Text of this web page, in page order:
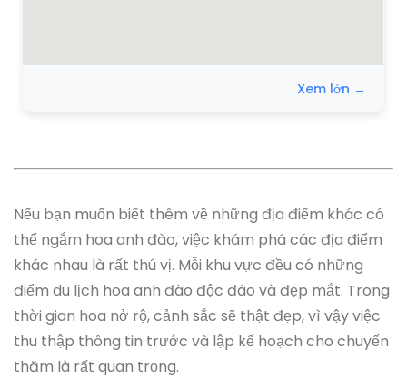
Xem lớn →
Nếu bạn muốn biết thêm về những địa điểm khác có
thể ngắm hoa anh đào, việc khám phá các địa điểm
khác nhau là rất thú vị. Mỗi khu vực đều có những
điểm du lịch hoa anh đào độc đáo và đẹp mắt. Trong
thời gian hoa nở rộ, cảnh sắc sẽ thật đẹp, vì vậy việc
thu thập thông tin trước và lập kế hoạch cho chuyến
thăm là rất quan trọng.